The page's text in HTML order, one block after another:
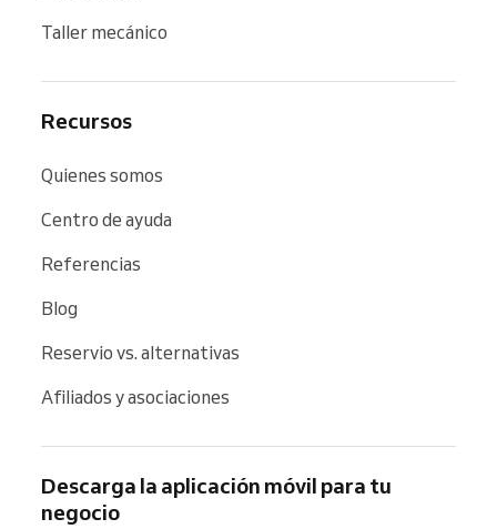
Taller mecánico
Recursos
Quienes somos
Centro de ayuda
Referencias
Blog
Reservio vs. alternativas
Afiliados y asociaciones
Descarga la aplicación móvil para tu
negocio